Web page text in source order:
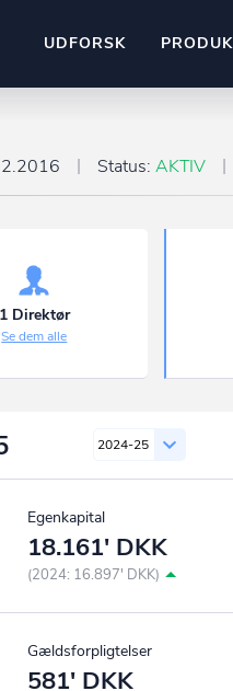
UDFORSK
dig opdateret og compliant
Pipeline
salgsklare kundeemner
Kun fantasien
Ownr ajour
Status: AKTIV
1 Direktør
Se dem alle
2024-25
Egenkapital
18.161' DKK
(2024: 16.897' DKK)
Gældsforpligtelser
581' DKK